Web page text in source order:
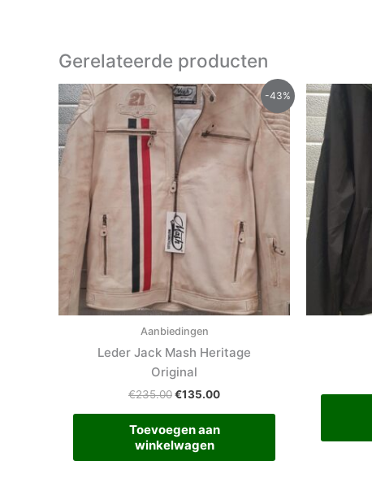
Gerelateerde producten
-43%
Aanbiedingen
Leder Jack Mash Heritage
Original
€235.00
Oorspronkelijke
prijs
was:
€235.00.
€135.00
Huidige
prijs
€135.00.
Toevoegen aan
winkelwagen